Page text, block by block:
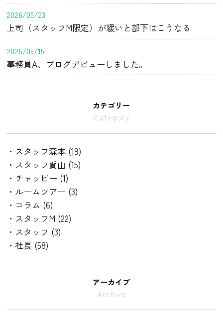
2026/05/23
上司（スタッフM限定）が緩いと部下はこうなる
2026/05/15
事務員A、ブログデビューしました。
カテゴリー
Category
・スタッフ森本 (19)
・スタッフ賀山 (15)
・チャッピー (1)
・ルームツアー (3)
・コラム (6)
・スタッフM (22)
・スタッフ (3)
・社長 (58)
アーカイブ
Archive